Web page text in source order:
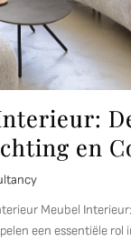
en
Meubel
een essentiële rol